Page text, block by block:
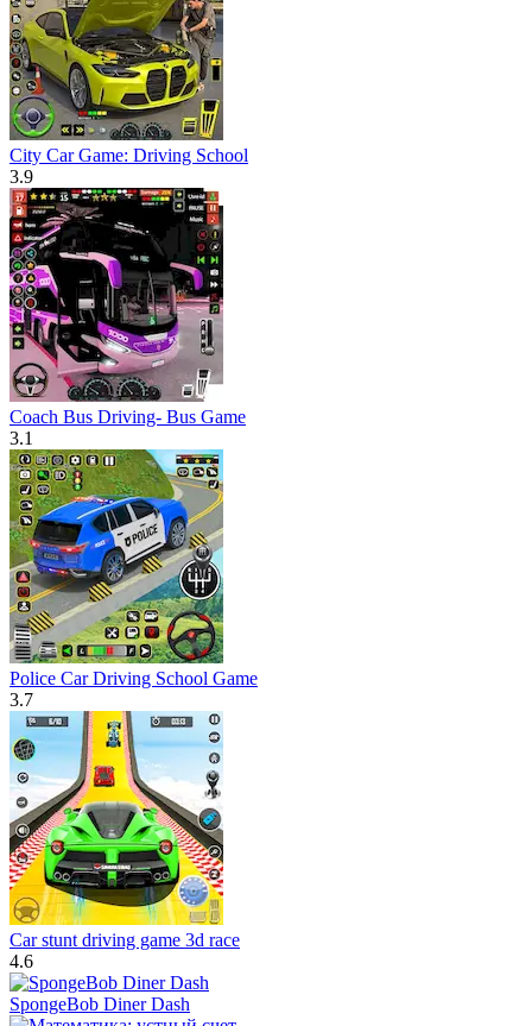
City Car Game: Driving School
3.9
Coach Bus Driving- Bus Game
3.1
Police Car Driving School Game
3.7
Car stunt driving game 3d race
4.6
SpongeBob Diner Dash